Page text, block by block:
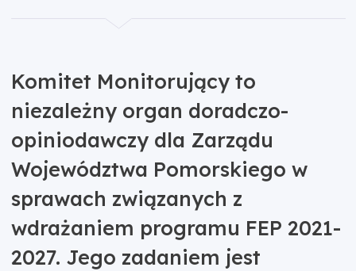
Komitet Monitorujący to
niezależny organ doradczo-
opiniodawczy dla Zarządu
Województwa Pomorskiego w
sprawach związanych z
wdrażaniem programu FEP 2021-
2027. Jego zadaniem jest